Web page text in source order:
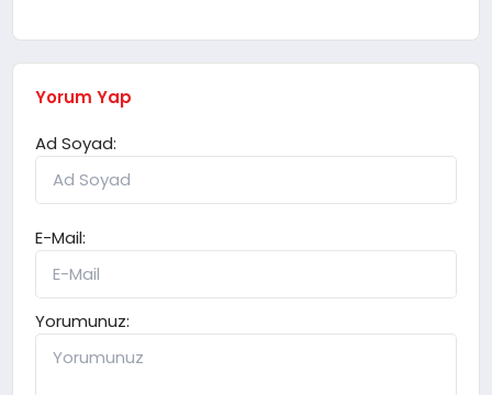
Yorum Yap
Ad Soyad:
E-Mail:
Yorumunuz: